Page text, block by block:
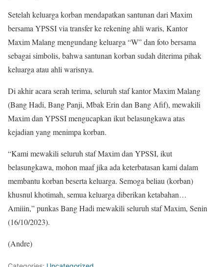
Setelah keluarga korban mendapatkan santunan dari Maxim
bersama YPSSI via transfer ke rekening ahli waris, Kantor
Maxim Malang mengundang keluarga “W” dan foto bersama
sebagai simbolis, bahwa santunan korban sudah diterima pihak
keluarga atau ahli warisnya.
Di akhir acara serah terima, seluruh staf kantor Maxim Malang
(Bang Hadi, Bang Panji, Mbak Erin dan Bang Afif), mewakili
Maxim dan YPSSI mengucapkan ikut belasungkawa atas
kejadian yang menimpa korban.
“Kami mewakili seluruh staf Maxim dan YPSSI, ikut
belasungkawa, mohon maaf jika ada keterbatasan kami dalam
membantu korban beserta keluarga. Semoga beliau (korban)
khusnul khotimah, semua keluarga diberikan ketabahan…
Amiiin,” punkas Bang Hadi mewakili seluruh staf Maxim, Senin
(16/10/2023).
(Andre)